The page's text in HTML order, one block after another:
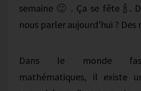
semaine 🙂 . Ça se fête 🍾.
nous parler aujourd’hui ?
Dans le monde
mathématiques, il existe